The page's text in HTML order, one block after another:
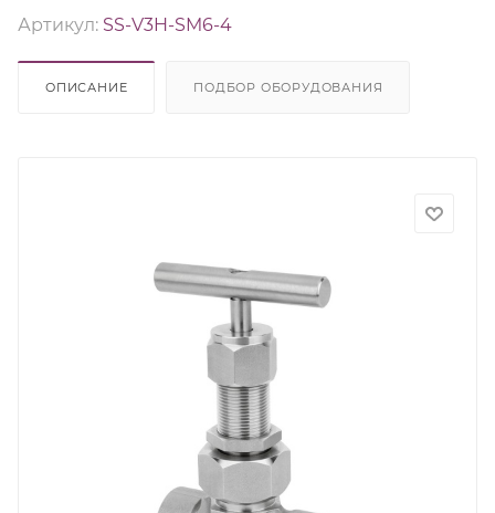
Артикул: SS-V3H-SM6-4
ОПИСАНИЕ ПОДБОР ОБОРУДОВАНИЯ